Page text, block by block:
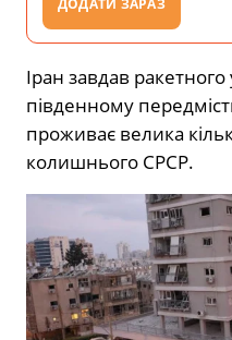
Іран завдав
південному
проживає велика
колишнього СРСР.